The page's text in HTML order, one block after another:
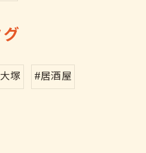
塚 #居酒屋